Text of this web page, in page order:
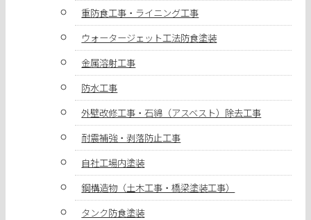
重防食工事・ライニング工事
ウォータージェット工法防食塗装
金属溶射工事
防水工事
外壁改修工事・石綿（アスベスト）除去工事
耐震補強・剥落防止工事
自社工場内塗装
鋼構造物（土木工事・橋梁塗装工事）
タンク防食塗装